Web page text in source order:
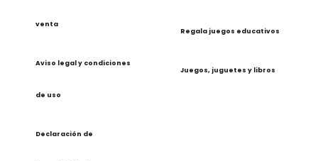
venta
Aviso legal y condiciones
de uso
Declaración de
Regala juegos educativos
Juegos, juguetes y libros